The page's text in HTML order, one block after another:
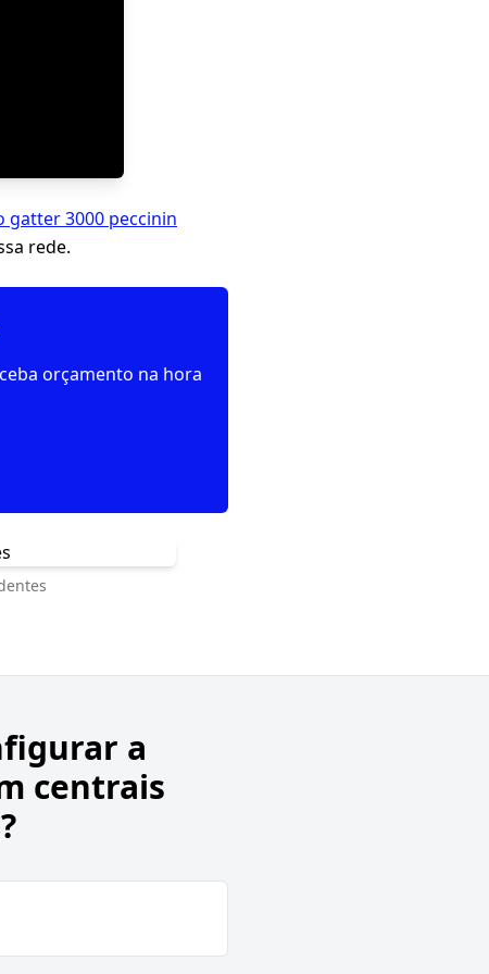
3000 peccinin
rede.
orçamento na hora
a
centrais